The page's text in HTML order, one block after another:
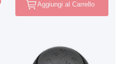
Aggiungi al Carrello